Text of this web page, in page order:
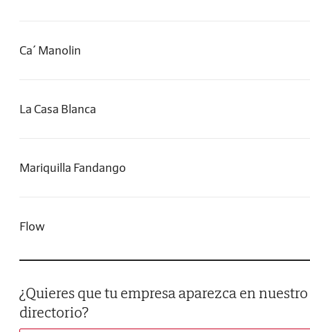
Ca´ Manolin
La Casa Blanca
Mariquilla Fandango
Flow
¿Quieres que tu empresa aparezca en nuestro
directorio?